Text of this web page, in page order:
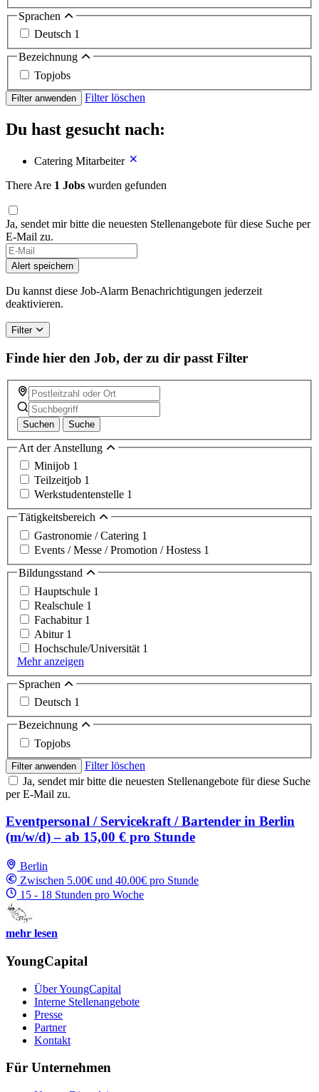
Sprachen
Deutsch 1
Bezeichnung
Topjobs
Filter anwenden Filter löschen
Du hast gesucht nach:
Catering Mitarbeiter
There Are 1 Jobs wurden gefunden
Ja, sendet mir bitte die neuesten Stellenangebote für diese Suche per
E-Mail zu.
Alert speichern
Du kannst diese Job-Alarm Benachrichtigungen jederzeit
deaktivieren.
Filter
Finde hier den Job, der zu dir passt Filter
Suchen Suche
Art der Anstellung
Minijob 1
Teilzeitjob 1
Werkstudentenstelle 1
Tätigkeitsbereich
Gastronomie / Catering 1
Events / Messe / Promotion / Hostess 1
Bildungsstand
Hauptschule 1
Realschule 1
Fachabitur 1
Abitur 1
Hochschule/Universität 1
Mehr anzeigen
Sprachen
Deutsch 1
Bezeichnung
Topjobs
Filter anwenden
Filter löschen
Ja, sendet mir bitte die neuesten Stellenangebote für diese Suche
per E-Mail zu.
Eventpersonal / Servicekraft / Bartender in Berlin
(m/w/d) – ab 15,00 € pro Stunde
Berlin
Zwischen 5.00€ und 40.00€ pro Stunde
15 - 18 Stunden pro Woche
mehr lesen
YoungCapital
Über YoungCapital
Interne Stellenangebote
Presse
Partner
Kontakt
Für Unternehmen